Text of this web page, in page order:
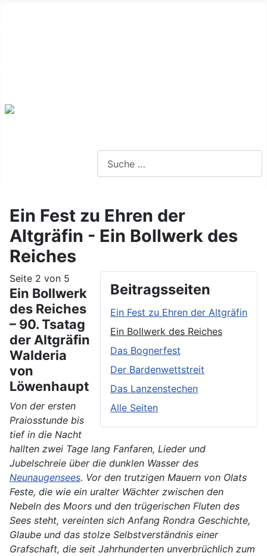
Ein Fest zu Ehren der
Altgräfin - Ein Bollwerk des
Reiches
Beitragsseiten
Ein Fest zu Ehren der Altgräfin
Ein Bollwerk des Reiches
Das Bognerfest
Der Bardenwettstreit
Das Lanzenstechen
Alle Seiten
Seite 2 von 5
Ein Bollwerk
des Reiches
– 90. Tsatag
der Altgräfin
Walderia
von
Löwenhaupt
Von der ersten
Praiosstunde bis
tief in die Nacht
hallten zwei Tage lang Fanfaren, Lieder und
Jubelschreie über die dunklen Wasser des
Neunaugensees. Vor den trutzigen Mauern von Olats
Feste, die wie ein uralter Wächter zwischen den
Nebeln des Moors und den trügerischen Fluten des
Sees steht, vereinten sich Anfang Rondra Geschichte,
Glaube und das stolze Selbstverständnis einer
Grafschaft, die seit Jahrhunderten unverbrüchlich zum